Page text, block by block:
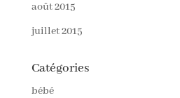
août 2015
juillet 2015
Catégories
bébé